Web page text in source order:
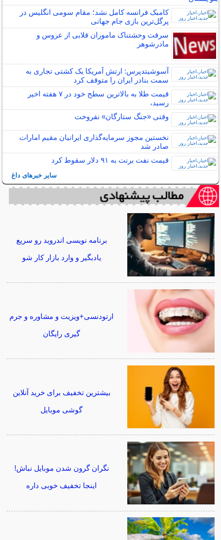
کامبک فرانسه کامل نشد؛ مقام سومی انگلیس در
پرگل‌ترین بازی جام جهانی
سرقت وحشتناک ماموران قلابی از عروس و
مادرشوهر
آسوشیتدپرس: ارتش آمریکا یک کشتی تجاری به
سمت بنادر ایران را متوقف کرد
قیمت طلا به بالاترین سطح خود در ۷ هفته اخیر
رسید،
وقتی «جنگ ستارگان» نفروخت
نخستین مجوز سرمایه‌گذاری ایرانیان مقیم امارات
صادر شد
قیمت نفت برنت به ۹۱ دلار سقوط کرد
سایر خبرهای داغ
برنامه نویسی اندروید رو سریع
یادبگیر و وارد بازار کار شو
ارتودنسی+ویزیت و مشاوره و جرم
گیری رایگان
بیشترین تخفیف برای خرید آنلاین
گوشی موبایل
نگران گرون شدن موبایل نباش!
اینجا تخفیف خوبی داره